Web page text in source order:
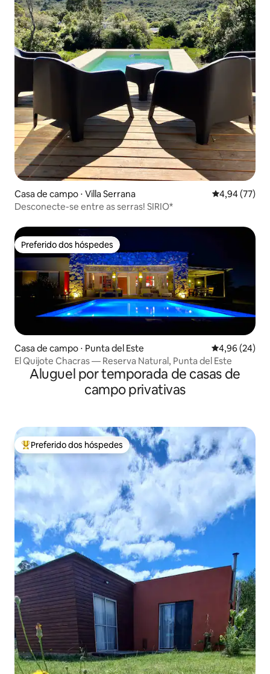
Casa de campo ⋅ Villa Serrana 4,94 de uma
4,94 (77)
Desconecte-se entre as serras! SIRIO*
Preferido dos hóspedes
Preferido dos hóspedes
Casa de campo ⋅ Punta del Este 4,96 de uma
4,96 (24)
El Quijote Chacras — Reserva Natural, Punta del Este
Aluguel por temporada de casas de
campo privativas
Entre os melhores preferidos dos hóspedes
Preferido dos hóspedes